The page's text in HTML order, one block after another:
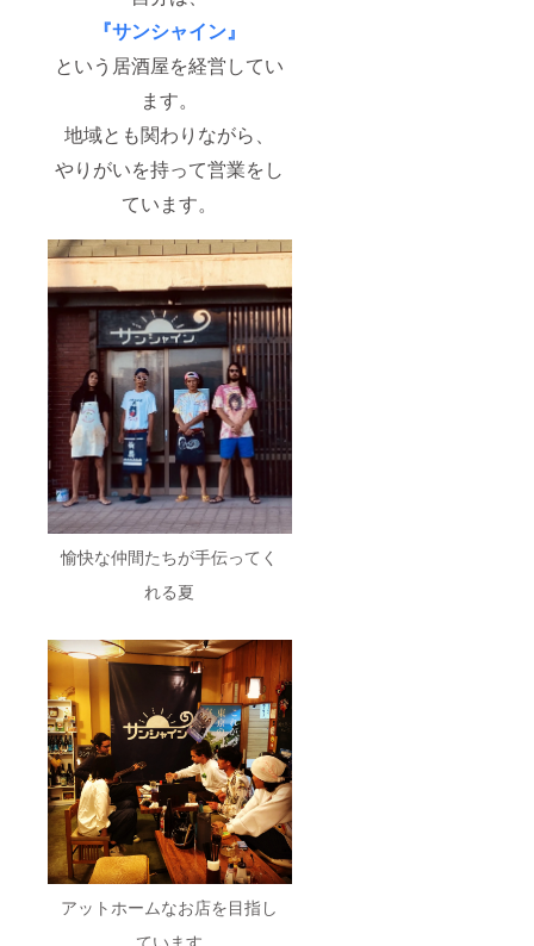
『サンシャイン』
という居酒屋を経営してい
ます。
地域とも関わりながら、
やりがいを持って営業をし
ています。
愉快な仲間たちが手伝ってく
れる夏
アットホームなお店を目指し